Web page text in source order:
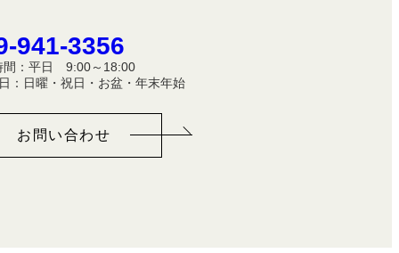
941-3356
間：平日 9:00～18:00
：日曜・祝日・お盆・年末年始
お問い合わせ